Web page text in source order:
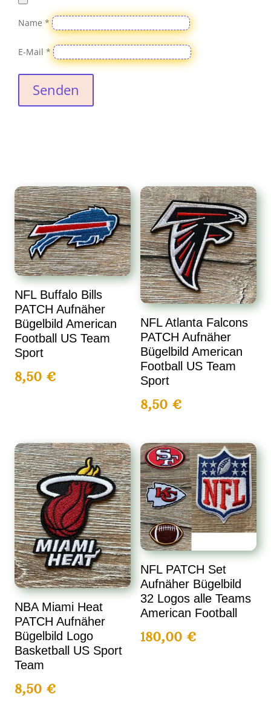
Name*
E-Mail*
Senden
NFL Buffalo Bills
PATCH Aufnäher
Bügelbild American
Football US Team
Sport
8,50€
NFL Atlanta Falcons
PATCH Aufnäher
Bügelbild American
Football US Team
Sport
8,50 €
NBA Miami Heat
PATCH Aufnäher
Bügelbild Logo
Basketball US Sport
Team
8,50€
NFL PATCH Set
Aufnäher Bügelbild
32 Logos alle Teams
American Football
180,00 €